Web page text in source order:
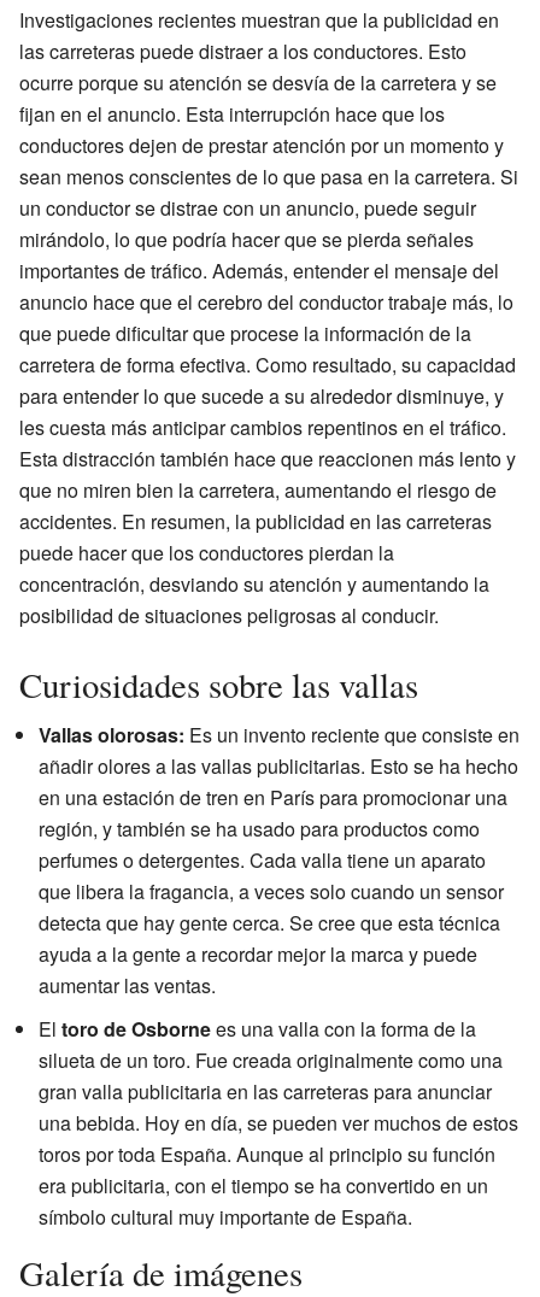
Investigaciones recientes muestran que la publicidad en
las carreteras puede distraer a los conductores. Esto
ocurre porque su atención se desvía de la carretera y se
fijan en el anuncio. Esta interrupción hace que los
conductores dejen de prestar atención por un momento y
sean menos conscientes de lo que pasa en la carretera. Si
un conductor se distrae con un anuncio, puede seguir
mirándolo, lo que podría hacer que se pierda señales
importantes de tráfico. Además, entender el mensaje del
anuncio hace que el cerebro del conductor trabaje más, lo
que puede dificultar que procese la información de la
carretera de forma efectiva. Como resultado, su capacidad
para entender lo que sucede a su alrededor disminuye, y
les cuesta más anticipar cambios repentinos en el tráfico.
Esta distracción también hace que reaccionen más lento y
que no miren bien la carretera, aumentando el riesgo de
accidentes. En resumen, la publicidad en las carreteras
puede hacer que los conductores pierdan la
concentración, desviando su atención y aumentando la
posibilidad de situaciones peligrosas al conducir.
Curiosidades sobre las vallas
Vallas olorosas: Es un invento reciente que consiste en
añadir olores a las vallas publicitarias. Esto se ha hecho
en una estación de tren en París para promocionar una
región, y también se ha usado para productos como
perfumes o detergentes. Cada valla tiene un aparato
que libera la fragancia, a veces solo cuando un sensor
detecta que hay gente cerca. Se cree que esta técnica
ayuda a la gente a recordar mejor la marca y puede
aumentar las ventas.
El toro de Osbornees una valla con la forma de la
silueta de un toro. Fue creada originalmente como una
gran valla publicitaria en las carreteras para anunciar
una bebida. Hoy en día, se pueden ver muchos de estos
toros por toda España. Aunque al principio su función
era publicitaria, con el tiempo se ha convertido en un
símbolo cultural muy importante de España.
Galería de imágenes